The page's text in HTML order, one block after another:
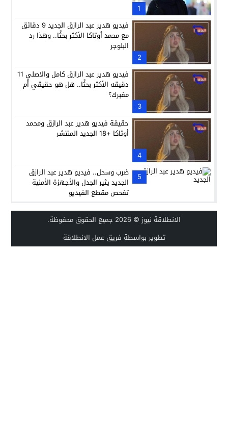
1
2
فيديو هدير عبد الرازق الجديد 9 دقائق
مع محمد أوتاكا الأكثر بحثًا.. وهذا رد
البلوجر
3
فيديو هدير عبد الرازق كامل والاصلي 11
دقيقه الأكثر بحثًا.. هل هو حقيقي أم
مفبرك؟
4
حقيقة فيديو هدير عبد الرازق ومحمد
أوتاكا +18 الجديد المنتشر
5
ضرب وسحل.. فيديو هدير عبد الرازق
الجديد يثير الجدل والأجهزة الأمنية
تفحص مقطع الفيديو
الانطلاقة نيوز © 2026 جميع الحقوق محفوظة.
تطوير بواسطة فريق عمل الانطلاقة